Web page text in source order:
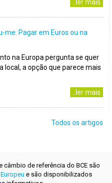
..ler mais
me: Pagar em Euros ou na
na Europa pergunta se quer
local, a opção que parece mais
..ler mais
Todos os artigos
de referência do BCE são
e são disponibilizados